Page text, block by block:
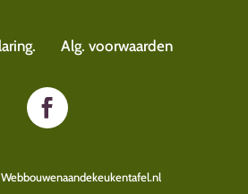
Alg. voorwaarden
Webbouwenaandekeukentafel.nl